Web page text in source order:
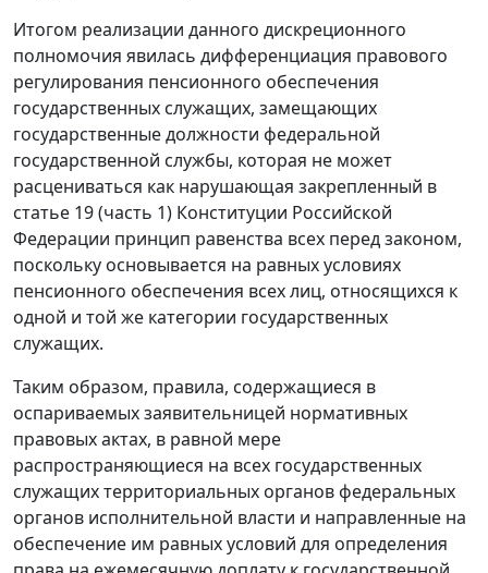
Итогом реализации данного дискреционного
полномочия явилась дифференциация правового
регулирования пенсионного обеспечения
государственных служащих, замещающих
государственные должности федеральной
государственной службы, которая не может
расцениваться как нарушающая закрепленный в
статье 19 (часть 1) Конституции Российской
Федерации принцип равенства всех перед законом,
поскольку основывается на равных условиях
пенсионного обеспечения всех лиц, относящихся к
одной и той же категории государственных
служащих.
Таким образом, правила, содержащиеся в
оспариваемых заявительницей нормативных
правовых актах, в равной мере
распространяющиеся на всех государственных
служащих территориальных органов федеральных
органов исполнительной власти и направленные на
обеспечение им равных условий для определения